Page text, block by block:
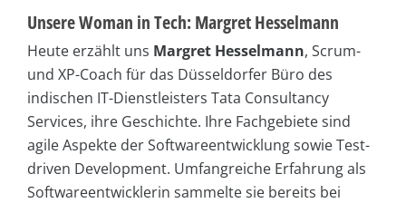
Unsere Woman in Tech: Margret Hesselmann
Heute erzählt uns Margret Hesselmann, Scrum-
und XP-Coach für das Düsseldorfer Büro des
indischen IT-Dienstleisters Tata Consultancy
Services, ihre Geschichte. Ihre Fachgebiete sind
agile Aspekte der Softwareentwicklung sowie Test-
driven Development. Umfangreiche Erfahrung als
Softwareentwicklerin sammelte sie bereits bei